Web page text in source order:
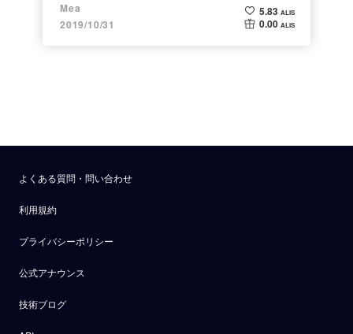
Mea
2019/10/31
5.83 ALIS
0.00 ALIS
よくある質問・問い合わせ
利用規約
プライバシーポリシー
公式アナウンス
技術ブログ